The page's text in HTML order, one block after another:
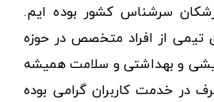
سرشناس کشور بوده ایم.
تیمی از افراد متخصص در حوزه
و بهداشتی و سلامت همیشه
در خدمت کاربران گرامی بوده